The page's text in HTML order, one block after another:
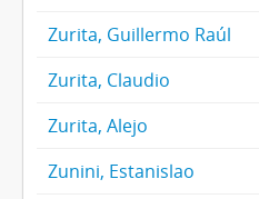
Zurita, Guillermo Raúl
Zurita, Claudio
Zurita, Alejo
Zunini, Estanislao